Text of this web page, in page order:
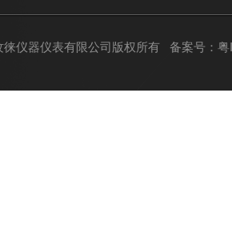
徕仪器仪表有限公司版权所有 备案号：